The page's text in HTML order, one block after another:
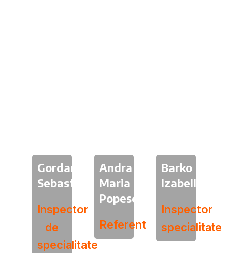
Gordan
Sebastian
Inspector
de
specialitate
Andra
Maria
Popescu
Referent
Barko
Izabella
Inspector
specialitate